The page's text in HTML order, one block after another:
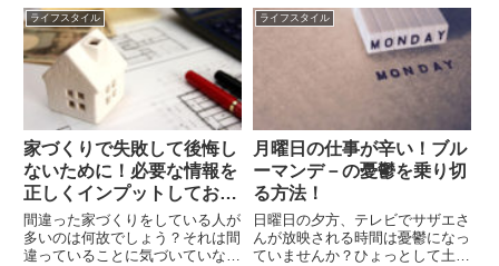
鍋になります。今まで使用してい
たタイプのものとホーロー鍋のど
ちらを購入してみようか悩んで
い...
考えてしまいます。そこでスーツ
ケースのレンタルが注目されるよ
うになってきたのです。スーツケ
ースのレンタルが注目される理
ライフスタイル
家づくりで失敗して後悔し
ないために！必要な情報を
正しくインプットしてお
く！
間違った家づくりをしている人が
多いのは何故でしょう？それは間
違っていることに気づいていない
ライフスタイル
月曜日の仕事が辛い！ブル
ーマンデ－の憂鬱を乗り切
る方法！
日曜日の夕方、テレビでサザエさ
んが放映される時間は憂鬱になっ
ていませんか？ひょっとして土曜